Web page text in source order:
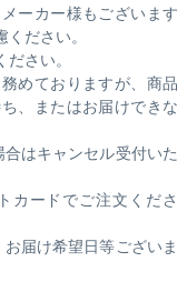
ーカー様もございます
ださい。
さい。
めておりますが、商品
、またはお届けできな
はキャンセル受付いた
カードでご注文くださ
届け希望日等ございま